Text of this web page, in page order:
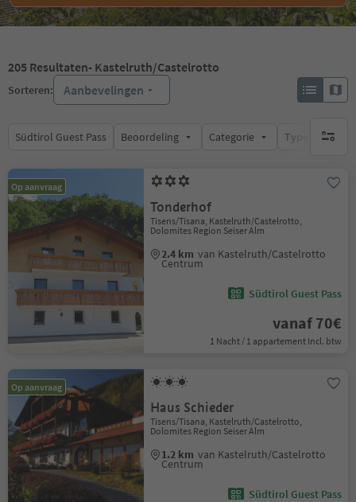
205 Resultaten- Kastelruth/Castelrotto
Sorteren: Aanbevelingen
Südtirol Guest Pass Beoordeling Categorie Type catering
geen
Op aanvraag
Tonderhof
Tisens/Tisana, Kastelruth/Castelrotto,
Dolomites Region Seiser Alm
2.4 km van Kastelruth/Castelrotto
Centrum
Südtirol Guest Pass
vanaf 70€
1 Nacht / 1 appartement Incl. btw
Op aanvraag
Haus Schieder
Tisens/Tisana, Kastelruth/Castelrotto,
Dolomites Region Seiser Alm
1.2 km van Kastelruth/Castelrotto
Centrum
Südtirol Guest Pass